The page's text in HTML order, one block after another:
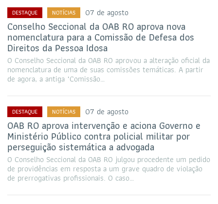
DESTAQUE NOTÍCIAS 07 de agosto
Conselho Seccional da OAB RO aprova nova
nomenclatura para a Comissão de Defesa dos
Direitos da Pessoa Idosa
O Conselho Seccional da OAB RO aprovou a alteração oficial da
nomenclatura de uma de suas comissões temáticas. A partir
de agora, a antiga "Comissão…
DESTAQUE NOTÍCIAS 07 de agosto
OAB RO aprova intervenção e aciona Governo e
Ministério Público contra policial militar por
perseguição sistemática a advogada
O Conselho Seccional da OAB RO julgou procedente um pedido
de providências em resposta a um grave quadro de violação
de prerrogativas profissionais. O caso…